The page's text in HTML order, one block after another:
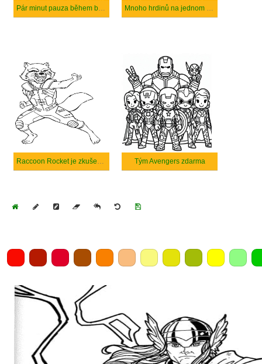
Pár minut pauza během bitvy. Mnoho hrdinů na jednom obrázku
Raccoon Rocket je zkušený pilot a vynikající střelec Tým Avengers zdarma